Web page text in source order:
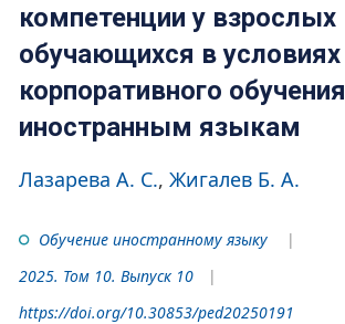
компетенции у взрослых
обучающихся в условиях
корпоративного обучения
иностранным языкам
Лазарева А. С. Жигалев Б. А.
Обучение иностранному языку
2025. Том 10. Выпуск 10
https://doi.org/10.30853/ped20250191